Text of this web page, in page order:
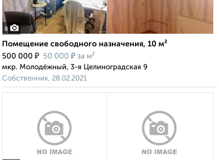
8
Помещение свободного назначения, 10 м²
500 000 ₽ 50 000 ₽ за м²
мкр. Молодёжный, 3-я Целиноградская 9
Собственник, 28.02.2021